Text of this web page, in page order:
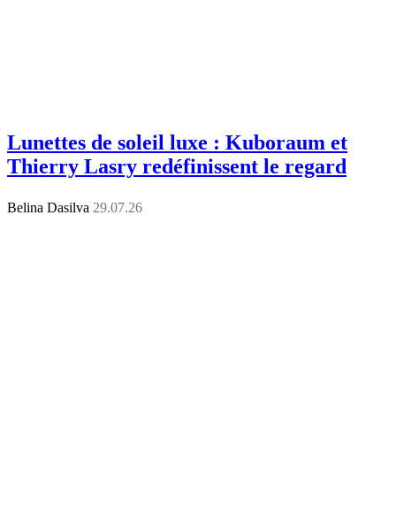
Lunettes de soleil luxe : Kuboraum et
Thierry Lasry redéfinissent le regard
Belina Dasilva 29.07.26